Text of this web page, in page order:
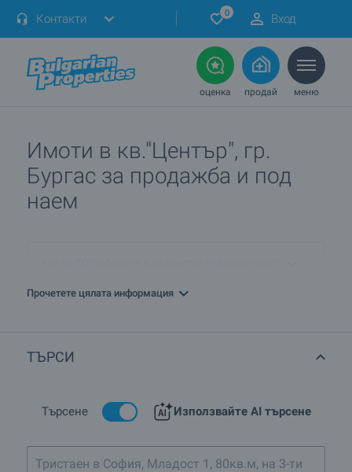
Контакти 0 Вход
оценка продай меню
Имоти в кв."Център", гр.
Бургас за продажба и под
наем
ПРОДАВАМ имот в кв.Център, гр.Бургас. Как мога да го
гр.Бургас?
Прочетете цялата информация
ТЪРСИ
Търсене Използвайте AI търсене
Тристаен в София, Младост 1, 80кв.м, на 3-ти